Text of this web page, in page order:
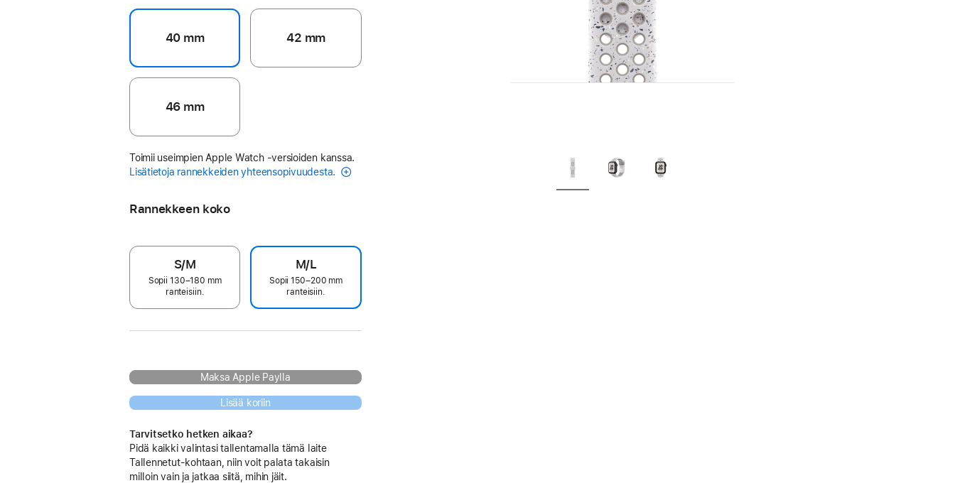
40 mm 42 mm
46 mm
Toimii useimpien Apple Watch ‑versioiden kanssa.
Lisätietoja rannekkeiden yhteensopivuudesta.
Rannekkeen koko
S/M
Sopii 130–180 mm
ranteisiin.
M/L
Sopii 150–200 mm
ranteisiin.
Maksa Apple Paylla
Lisää koriin
Tarvitsetko hetken aikaa?
Pidä kaikki valintasi tallentamalla tämä laite
Tallennetut-kohtaan, niin voit palata takaisin
milloin vain ja jatkaa siitä, mihin jäit.